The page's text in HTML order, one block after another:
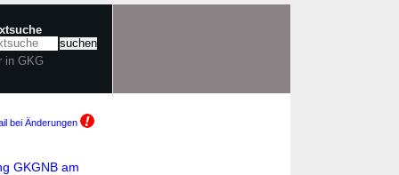
in GKG
bei Änderungen
GKGNB am